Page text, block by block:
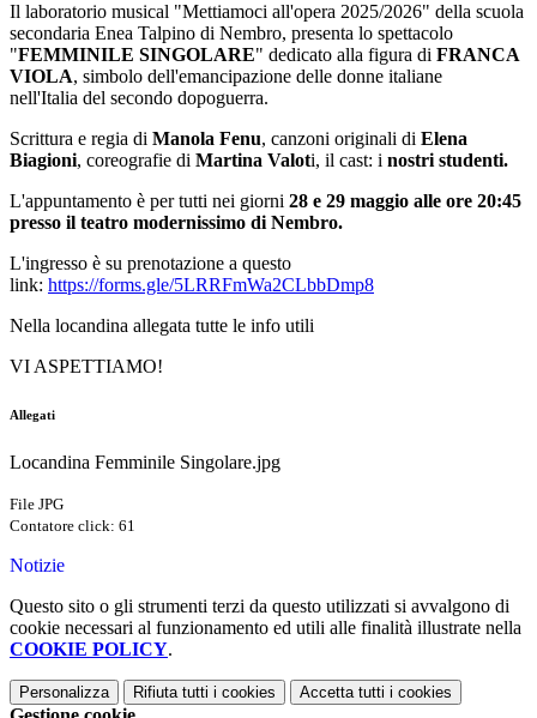
Il laboratorio musical "Mettiamoci all'opera 2025/2026" della scuola
secondaria Enea Talpino di Nembro, presenta lo spettacolo
"FEMMINILE SINGOLARE" dedicato alla figura di FRANCA
VIOLA, simbolo dell'emancipazione delle donne italiane
nell'Italia del secondo dopoguerra.
Scrittura e regia di Manola Fenu, canzoni originali di Elena
Biagioni, coreografie di Martina Valoti, il cast: i nostri studenti.
L'appuntamento è per tutti nei giorni 28 e 29 maggio alle ore 20:45
presso il teatro modernissimo di Nembro.
L'ingresso è su prenotazione a questo
link: https://forms.gle/5LRRFmWa2CLbbDmp8
Nella locandina allegata tutte le info utili
VI ASPETTIAMO!
Allegati
Locandina Femminile Singolare.jpg
File JPG
Contatore click: 61
Notizie
Questo sito o gli strumenti terzi da questo utilizzati si avvalgono di
cookie necessari al funzionamento ed utili alle finalità illustrate nella
COOKIE POLICY.
Personalizza Rifiuta tutti i cookies Accetta tutti i cookies